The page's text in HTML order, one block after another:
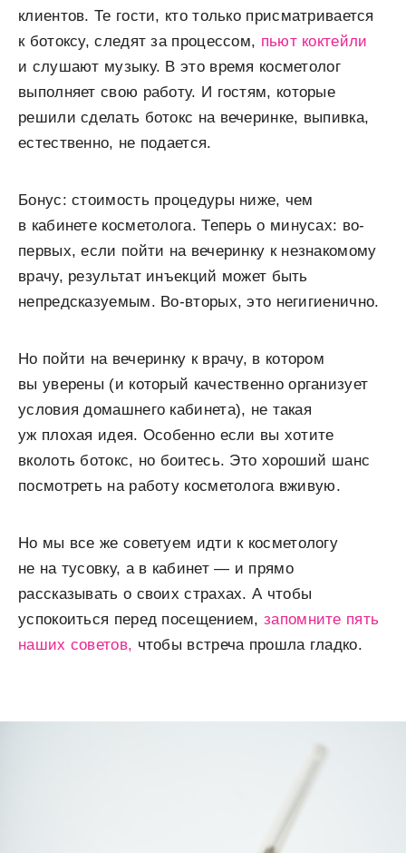
клиентов. Те гости, кто только присматривается
к ботоксу, следят за процессом, пьют коктейли
и слушают музыку. В это время косметолог
выполняет свою работу. И гостям, которые
решили сделать ботокс на вечеринке, выпивка,
естественно, не подается.
Бонус: стоимость процедуры ниже, чем
в кабинете косметолога. Теперь о минусах: во-
первых, если пойти на вечеринку к незнакомому
врачу, результат инъекций может быть
непредсказуемым. Во-вторых, это негигиенично.
Но пойти на вечеринку к врачу, в котором
вы уверены (и который качественно организует
условия домашнего кабинета), не такая
уж плохая идея. Особенно если вы хотите
вколоть ботокс, но боитесь. Это хороший шанс
посмотреть на работу косметолога вживую.
Но мы все же советуем идти к косметологу
не на тусовку, а в кабинет — и прямо
рассказывать о своих страхах. А чтобы
успокоиться перед посещением,запомните пять
наших советов, чтобы встреча прошла гладко.